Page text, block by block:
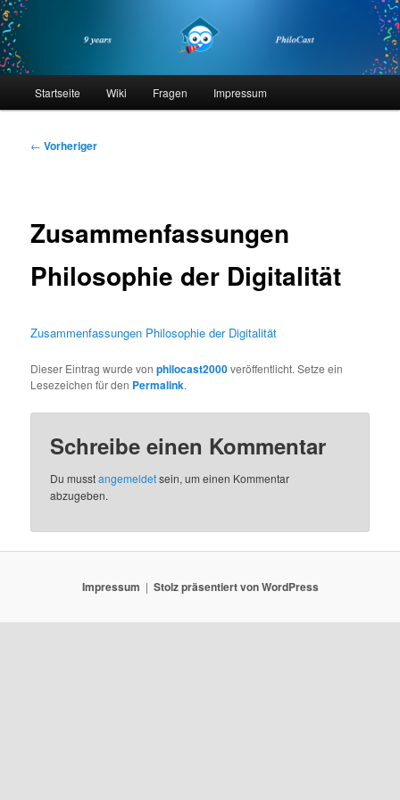
Zum
primären
Inhalt
springenphilocast
Startseite Wiki Fragen Impressum
Beitragsnavigation
← Vorheriger
Zusammenfassungen
Philosophie der Digitalität
Zusammenfassungen Philosophie der Digitalität
Dieser Eintrag wurde vonphilocast2000veröffentlicht. Setze ein
Lesezeichen für den Permalink.
Schreibe einen Kommentar
Du musstangemeldetsein, um einen Kommentar
abzugeben.
Impressum Stolz präsentiert von WordPress